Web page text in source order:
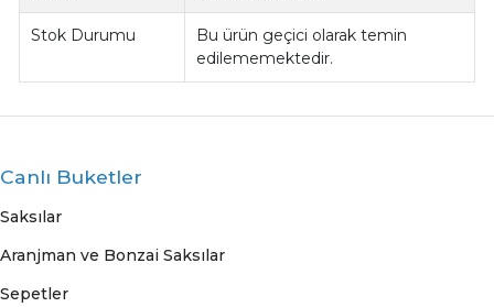
Stok Durumu
Bu ürün geçici olarak temin
edilememektedir.
Canlı Buketler
Saksılar
Aranjman ve Bonzai Saksılar
Sepetler